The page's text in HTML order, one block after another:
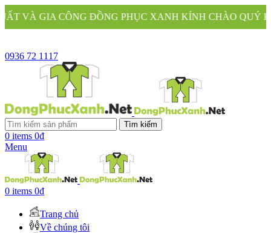
PHỤC XANH KÍNH CHÀO QUÝ KHÁCH
0936 72 1117
Tìm kiếm
0 items 0₫
Menu
0 items 0₫
Trang chủ
Về chúng tôi